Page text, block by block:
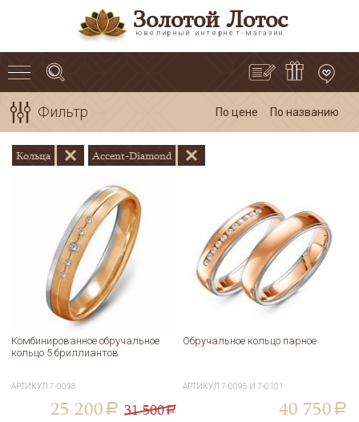
Золотой Лотос
ювелирный интернет-магазин
Фильтр По цене По названию
Кольца Accent-Diamond
Комбинированное обручальное
кольцо 5 бриллиантов
АРТИКУЛ 7-0098
25 200 a 31 500a
Обручальное кольцо парное
АРТИКУЛ 7-0095 И 7-0101
40 750 a